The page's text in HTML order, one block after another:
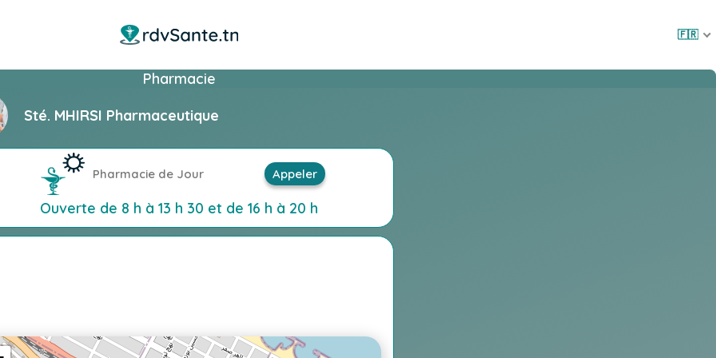
Pharmacie
Sté. MHIRSI Pharmaceutique
Pharmacie de Jour Appeler
Ouverte de 8 h à 13 h 30 et de 16 h à 20 h